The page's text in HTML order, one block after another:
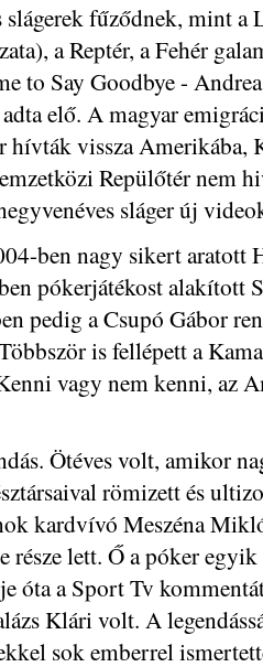
fűződnek, mint a
a Reptér, a Fehér
to Say Goodbye -
elő. A magyar
hívták vissza Amerikába,
Repülőtér nem
sláger új
ben nagy sikert aratott
pókerjátékost alakított
pedig a Csupó Gábor
is fellépett a
vagy nem kenni, az
Ötéves volt, amikor
römizett és
kardvívó Meszéna
része lett. Ő a póker
óta a Sport Tv
Klári volt. A
sok emberrel